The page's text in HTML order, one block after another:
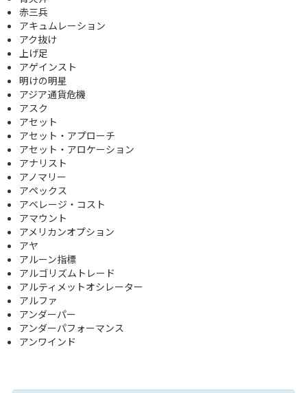
赤三兵
アキュムレーション
アク抜け
上げ足
アゲインスト
明けの明星
アジア通貨危機
アスク
アセット
アセット・アプローチ
アセット・アロケーション
アナリスト
アノマリー
アペックス
アベレージ・コスト
アマウント
アメリカンオプション
アヤ
アルーン指標
アルゴリズムトレード
アルティメットオシレーター
アルファ
アンダーパー
アンダーパフォーマンス
アンワインド